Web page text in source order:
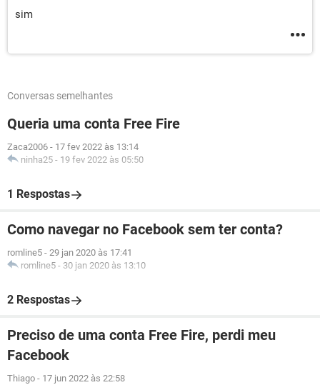
sim
Conversas semelhantes
Queria uma conta Free Fire
Zaca2006 - 17 fev 2022 às 13:14
ninha25 - 19 fev 2022 às 05:50
1 Respostas
Como navegar no Facebook sem ter conta?
romline5 - 29 jan 2020 às 17:41
romline5 - 30 jan 2020 às 13:10
2 Respostas
Preciso de uma conta Free Fire, perdi meu
Facebook
Thiago - 17 jun 2022 às 22:58